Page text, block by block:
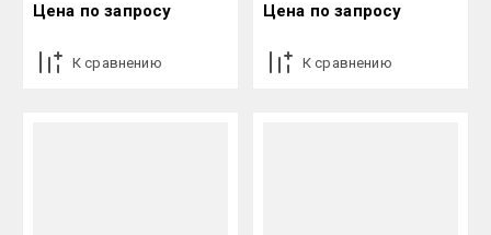
Цена по запросу
К сравнению
Цена по запросу
К сравнению